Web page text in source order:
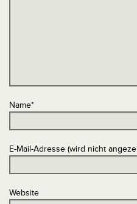
Name*
E-Mail-Adresse (wird nicht
Website